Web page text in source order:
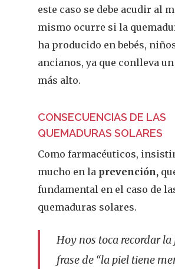
este caso se debe acudir al
mismo ocurre si la
ha producido en bebés,
ancianos, ya que conlleva
más alto.
CONSECUENCIAS DE LAS
QUEMADURAS SOLARES
Como farmacéuticos,
mucho en la prevención,
fundamental en el caso de
quemaduras solares.
Hoy nos toca recordar la
frase de “la piel tiene